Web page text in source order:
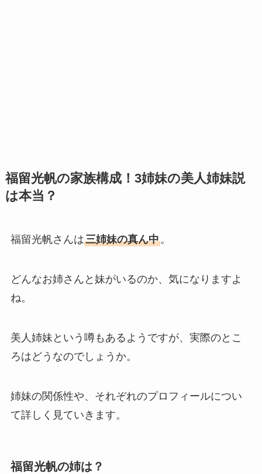
福留光帆の家族構成！3姉妹の美人姉妹説
は本当？
福留光帆さんは三姉妹の真ん中。
どんなお姉さんと妹がいるのか、気になりますよ
ね。
美人姉妹という噂もあるようですが、実際のとこ
ろはどうなのでしょうか。
姉妹の関係性や、それぞれのプロフィールについ
て詳しく見ていきます。
福留光帆の姉は？